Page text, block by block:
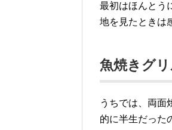
最初はほんとう
地を見たときは
魚焼きグ
うちでは、両面
的に半生だった